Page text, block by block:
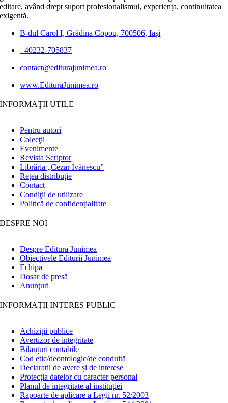
editare, având drept suport profesionalismul, experiența, continuitatea
exigentă.
B-dul Carol I, Grădina Copou, 700506, Iași
+40232-705837
contact@editurajunimea.ro
www.EdituraJunimea.ro
INFORMAŢII UTILE
Pentru autori
Colecţii
Evenimente
Revista Scriptor
Librăria „Cezar Ivănescu”
Rețea distribuție
Contact
Condiţii de utilizare
Politică de confidențialitate
DESPRE NOI
Despre Editura Junimea
Obiectivele Editurii Junimea
Echipa
Dosar de presă
Anunţuri
INFORMAȚII INTERES PUBLIC
Achiziții publice
Avertizor de integritate
Bilanțuri contabile
Cod etic/deontologic/de conduită
Declarații de avere și de interese
Protecția datelor cu caracter personal
Planul de integritate al instituției
Rapoarte de aplicare a Legii nr. 52/2003